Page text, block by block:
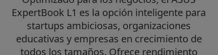
ExpertBook L1 es la opción inteligente para
startups ambiciosas, organizaciones
educativas y empresas en crecimiento de
todos los tamaños. Ofrece rendimiento